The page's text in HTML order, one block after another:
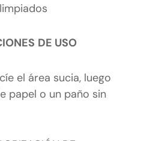
DE USO
el área sucia, luego
papel o un paño sin